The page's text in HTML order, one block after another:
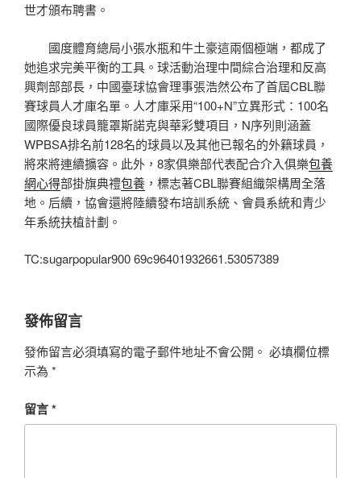
世才頒布聘書。
國度體育總局小張水瓶和牛土豪這兩個極端，都成了
她追求完美平衡的工具。球活動治理中間綜合治理和反高
興劑部部長，中國臺球協會理事張浩然公布了首屆CBL聯
賽球員人才庫名單。人才庫采用“100+N”立異形式：100名
國際優良球員籠罩斯諾克與華彩雙項目，N序列則涵蓋
WPBSA排名前128名的球員以及其他已報名的外籍球員，
將來將連續擴容。此外，8家俱樂部代表配合介入俱樂包養
網心得部掛旗典禮包養 ，標志著CBL聯賽組織架構周全落
地。后續，協會還將陸續發布培訓系統、會員系統和青少
年系統扶植計劃。
TC:sugarpopular900 69c96401932661.53057389
發佈留言
發佈留言必須填寫的電子郵件地址不會公開。 必填欄位標
示為 *
留言*